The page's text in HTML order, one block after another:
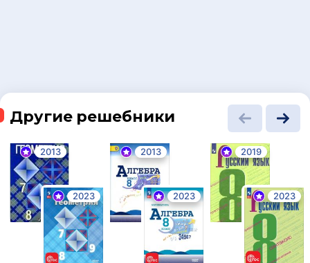
Другие решебники
2013
2023
2013
2023
2019
2023